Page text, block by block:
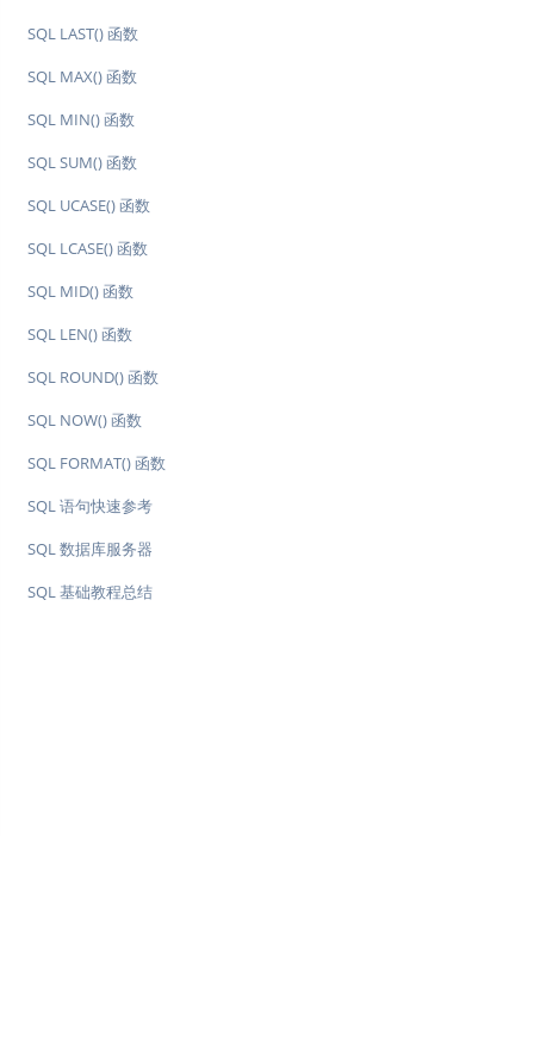
SQL LAST() 函数
SQL MAX() 函数
SQL MIN() 函数
SQL SUM() 函数
SQL UCASE() 函数
SQL LCASE() 函数
SQL MID() 函数
SQL LEN() 函数
SQL ROUND() 函数
SQL NOW() 函数
SQL FORMAT() 函数
SQL 语句快速参考
SQL 数据库服务器
SQL 基础教程总结